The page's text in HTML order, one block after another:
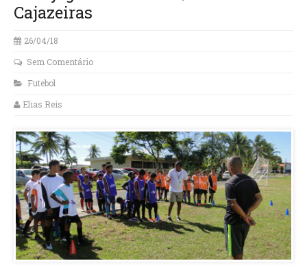
Cajazeiras
26/04/18
Sem Comentário
Futebol
Elias Reis